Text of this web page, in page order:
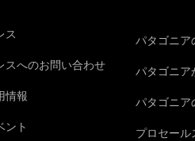
ス
スへのお問い合わせ
情報
ント
パタゴニア
パタゴニア
パタゴニア
プロセール